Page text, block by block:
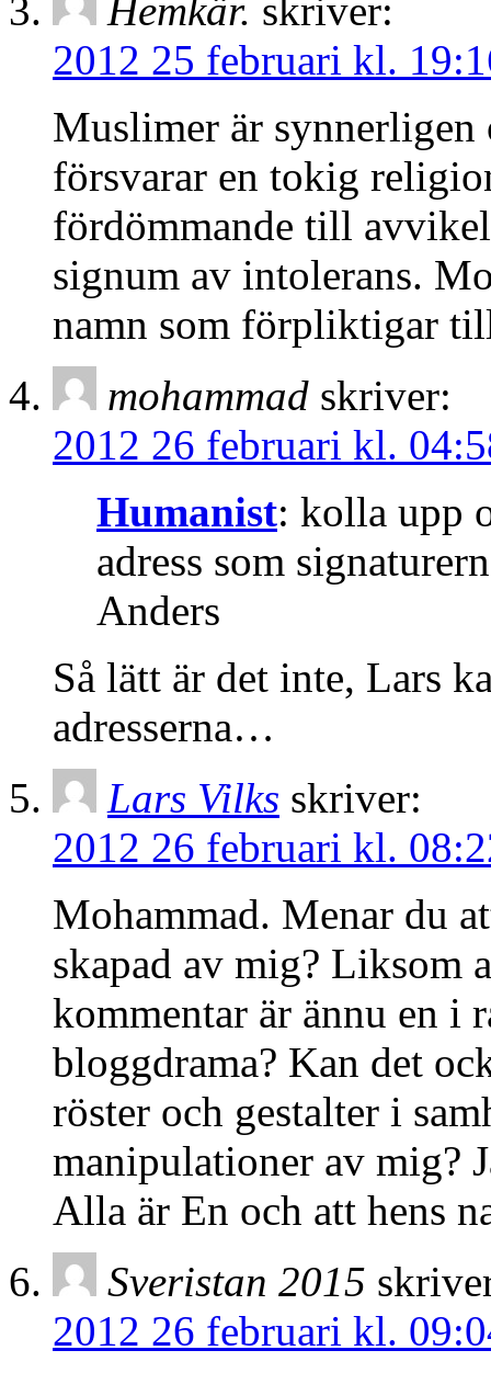
Hemkär. skriver:
2012 25 februari kl.
Muslimer är
försvarar en tokig
fördömmande till
signum av intolerans.
namn som förpliktigar
mohammad skriver:
2012 26 februari kl.
Humanist: kolla upp
adress som
Anders
Så lätt är det inte, Lars
adresserna…
Lars Vilks skriver:
2012 26 februari kl.
Mohammad. Menar du
skapad av mig? Liksom
kommentar är ännu en
bloggdrama? Kan det
röster och gestalter i
manipulationer av mig?
Alla är En och att hens
Sveristan 2015
2012 26 februari kl.